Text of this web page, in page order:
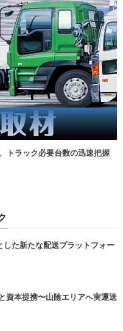
トラック必要台数の迅速把握
た新たな配送プラットフォー
本提携〜山陰エリアへ実運送